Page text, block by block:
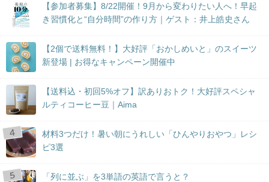
【参加者募集】8/22開催！9月から変わりたい人へ！早起
き習慣化と“自分時間”の作り方｜ゲスト：井上皓史さん
【2個で送料無料！】大好評「おかしめいと」のスイーツ
新登場 | お得なキャンペーン開催中
【送料込・初回5%オフ】訳ありおトク！大好評スペシャ
ルティコーヒー豆｜Aima
材料3つだけ！暑い朝にうれしい「ひんやりおやつ」レシ
ピ3選
「列に並ぶ」を3単語の英語で言うと？